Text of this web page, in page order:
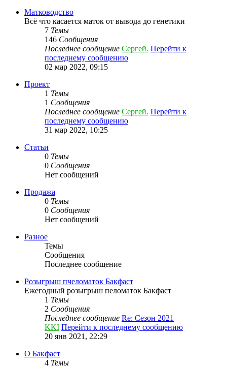
Матководство
Всё что касается маток от вывода до генетики
7 Темы
146 Сообщения
Последнее сообщение Сергей. Перейти к
последнему сообщению
02 мар 2022, 09:15
Проект
1 Темы
1 Сообщения
Последнее сообщение Сергей. Перейти к
последнему сообщению
31 мар 2022, 10:25
Статьи
0 Темы
0 Сообщения
Нет сообщений
Продажа
0 Темы
0 Сообщения
Нет сообщений
Разное
Темы
Сообщения
Последнее сообщение
Розыгрыш пчеломаток Бакфаст
Ежегодный розыгрыш пеломаток Бакфаст
1 Темы
2 Сообщения
Последнее сообщение Re: Сезон 2021
KKI Перейти к последнему сообщению
20 янв 2021, 22:29
О Бакфаст
4 Темы